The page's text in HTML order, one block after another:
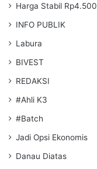
Harga Stabil Rp4.500
INFO PUBLIK
Labura
BIVEST
REDAKSI
#Ahli K3
#Batch
Jadi Opsi Ekonomis
Danau Diatas